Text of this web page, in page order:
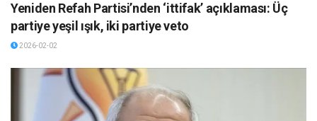
Yeniden Refah Partisi’nden ‘ittifak’ açıklaması: Üç
partiye yeşil ışık, iki partiye veto
2026-02-02